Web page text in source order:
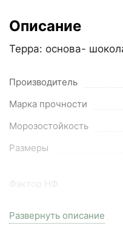
Описание
Терра: основа-
Производитель
Марка прочности
Морозостойкость
Размеры
На поддоне
Развернуть описание